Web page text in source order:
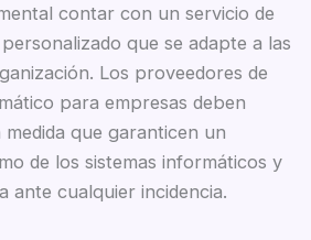
contar con un servicio de
que se adapte a las
Los proveedores de
para empresas deben
que garanticen un
de los sistemas informáticos y
ante cualquier incidencia.